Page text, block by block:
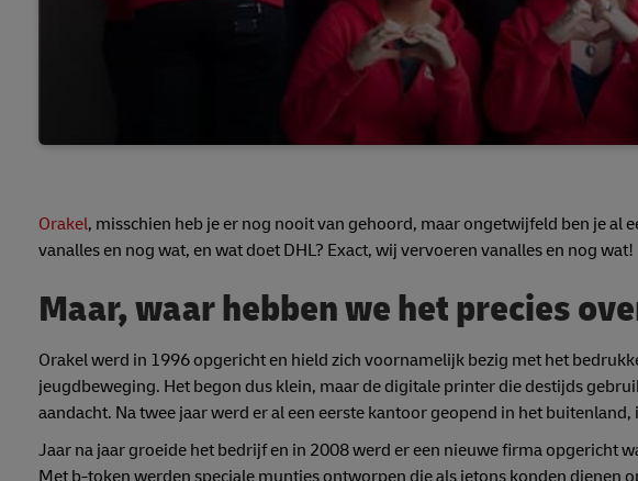
Orakel, misschien heb je er nog nooit van gehoord, maar ongetwijfeld ben je al
vanalles en nog wat, en wat doet DHL? Exact, wij vervoeren vanalles en nog wat!
Maar, waar hebben we het precies
Orakel werd in 1996 opgericht en hield zich voornamelijk bezig met het
jeugdbeweging. Het begon dus klein, maar de digitale printer die destijds
aandacht. Na twee jaar werd er al een eerste kantoor geopend in het buitenland,
Jaar na jaar groeide het bedrijf en in 2008 werd er een nieuwe firma opgericht